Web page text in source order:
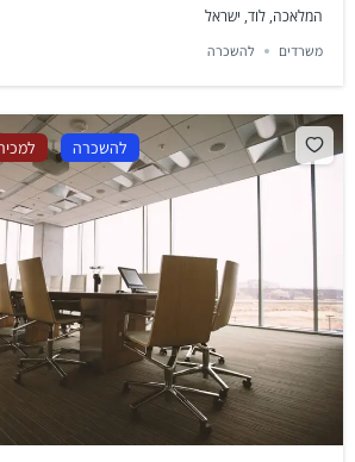
המלאכה, לוד, ישראל
משרדים להשכרה
להשכרה